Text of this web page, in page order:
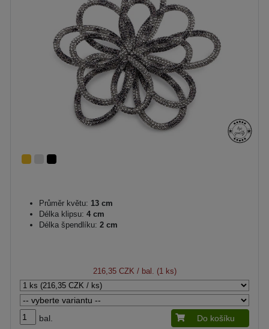
Průměr květu: 13 cm
Délka klipsu: 4 cm
Délka špendlíku: 2 cm
216,35 CZK / bal. (1 ks)
bal. Do košíku